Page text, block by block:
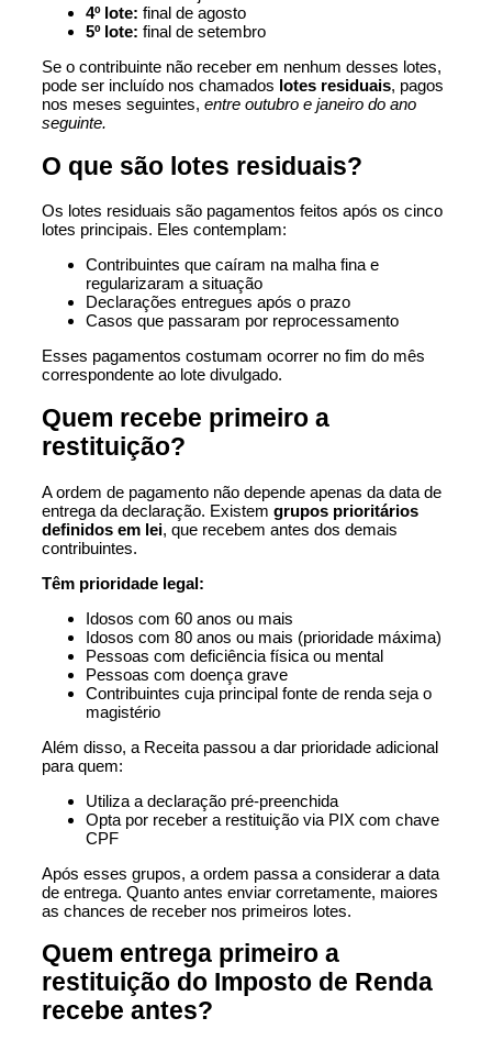
4º lote: final de agosto
5º lote: final de setembro
Se o contribuinte não receber em nenhum desses lotes,
pode ser incluído nos chamados lotes residuais, pagos
nos meses seguintes, entre outubro e janeiro do ano
seguinte.
O que são lotes residuais?
Os lotes residuais são pagamentos feitos após os cinco
lotes principais. Eles contemplam:
Contribuintes que caíram na malha fina e
regularizaram a situação
Declarações entregues após o prazo
Casos que passaram por reprocessamento
Esses pagamentos costumam ocorrer no fim do mês
correspondente ao lote divulgado.
Quem recebe primeiro a
restituição?
A ordem de pagamento não depende apenas da data de
entrega da declaração. Existem grupos prioritários
definidos em lei, que recebem antes dos demais
contribuintes.
Têm prioridade legal:
Idosos com 60 anos ou mais
Idosos com 80 anos ou mais (prioridade máxima)
Pessoas com deficiência física ou mental
Pessoas com doença grave
Contribuintes cuja principal fonte de renda seja o
magistério
Além disso, a Receita passou a dar prioridade adicional
para quem:
Utiliza a declaração pré-preenchida
Opta por receber a restituição via PIX com chave
CPF
Após esses grupos, a ordem passa a considerar a data
de entrega. Quanto antes enviar corretamente, maiores
as chances de receber nos primeiros lotes.
Quem entrega primeiro a
restituição do Imposto de Renda
recebe antes?